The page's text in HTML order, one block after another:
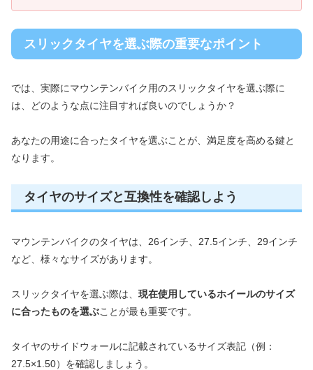
スリックタイヤを選ぶ際の重要なポイント
では、実際にマウンテンバイク用のスリックタイヤを選ぶ際に
は、どのような点に注目すれば良いのでしょうか？
あなたの用途に合ったタイヤを選ぶことが、満足度を高める鍵と
なります。
タイヤのサイズと互換性を確認しよう
マウンテンバイクのタイヤは、26インチ、27.5インチ、29インチ
など、様々なサイズがあります。
スリックタイヤを選ぶ際は、 現在使用しているホイールのサイズ
に合ったものを選ぶことが最も重要です。
タイヤのサイドウォールに記載されているサイズ表記（例：
27.5×1.50）を確認しましょう。